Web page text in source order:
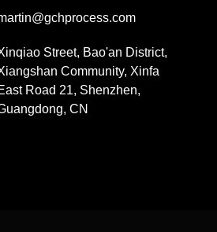
Street, Bao'an District,
Community, Xinfa
Road 21, Shenzhen,
CN